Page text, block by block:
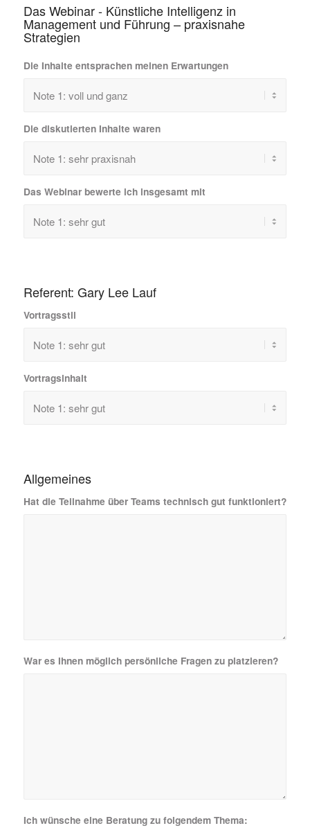
Das Webinar - Künstliche Intelligenz in
Management und Führung – praxisnahe
Strategien
Die Inhalte entsprachen meinen Erwartungen
Die diskutierten Inhalte waren
Das Webinar bewerte ich insgesamt mit
Referent: Gary Lee Lauf
Vortragsstil
Vortragsinhalt
Allgemeines
Hat die Teilnahme über Teams technisch gut funktioniert?
War es Ihnen möglich persönliche Fragen zu platzieren?
Ich wünsche eine Beratung zu folgendem Thema: